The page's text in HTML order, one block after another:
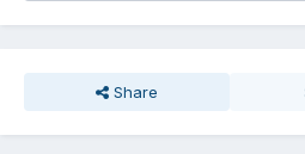
Share